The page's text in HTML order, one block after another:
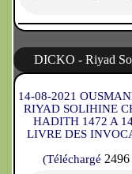
DICKO - Riyad
14-08-2021
RIYAD SOLIHINE
HADITH 1472 A
LIVRE DES
(Téléchargé